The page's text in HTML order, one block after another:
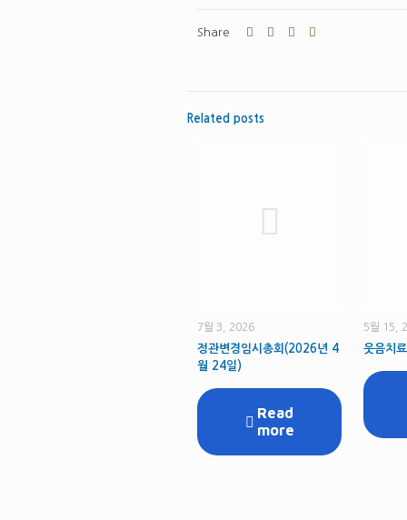
Share
Related posts
7월 3, 2026
정관변경임시총회(2026년 4
월 24일)
Read
more
5월 15,
웃음치